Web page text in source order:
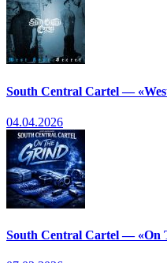
South Central Cartel —
04.04.2026
South Central Cartel — «On